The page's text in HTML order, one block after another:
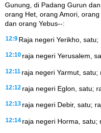
Gunung, di Padang Gurun
orang Het, orang Amori,
dan orang Yebus--:
12:9 Raja negeri Yerikho,
12:10 raja negeri Yerusalem,
12:11 raja negeri Yarmut,
12:12 raja negeri Eglon, satu;
12:13 raja negeri Debir, satu;
12:14 raja negeri Horma, satu;